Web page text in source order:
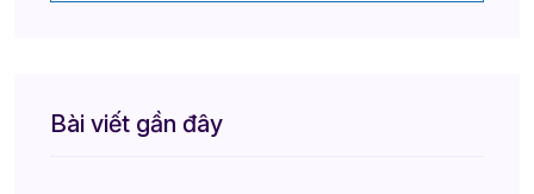
Bài viết gần đây